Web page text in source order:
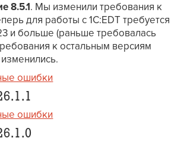
8.5.1. Мы изменили требования к
для работы с 1C:EDT требуется
и больше (раньше требовалась
к остальным версиям
ошибки
ошибки